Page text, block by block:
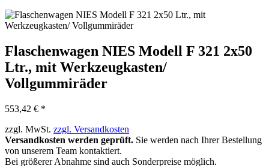
Flaschenwagen NIES Modell F 321 2x50
Ltr., mit Werkzeugkasten/
Vollgummiräder
553,42 € *
zzgl. MwSt. zzgl. Versandkosten
Versandkosten werden geprüft. Sie werden nach Ihrer Bestellung
von unserem Team kontaktiert.
Bei größerer Abnahme sind auch Sonderpreise möglich.